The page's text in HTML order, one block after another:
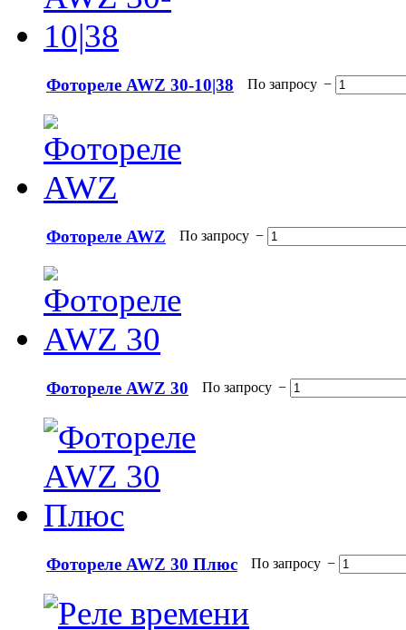
Фотореле AWZ 30-10|38 По запросу −
Фотореле AWZ По запросу −
Фотореле AWZ 30 По запросу −
Фотореле AWZ 30 Плюс По запросу −